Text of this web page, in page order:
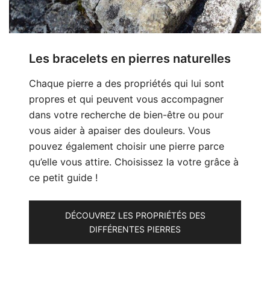
Les bracelets en pierres naturelles
Chaque pierre a des propriétés qui lui sont
propres et qui peuvent vous accompagner
dans votre recherche de bien-être ou pour
vous aider à apaiser des douleurs. Vous
pouvez également choisir une pierre parce
qu’elle vous attire. Choisissez la votre grâce à
ce petit guide !
DÉCOUVREZ LES PROPRIÉTÉS DES
DIFFÉRENTES PIERRES